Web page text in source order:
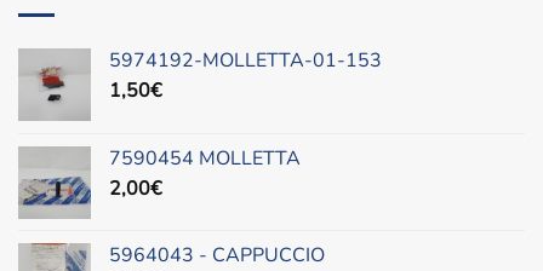
5974192-MOLLETTA-01-153
1,50€
7590454 MOLLETTA
2,00€
5964043 - CAPPUCCIO